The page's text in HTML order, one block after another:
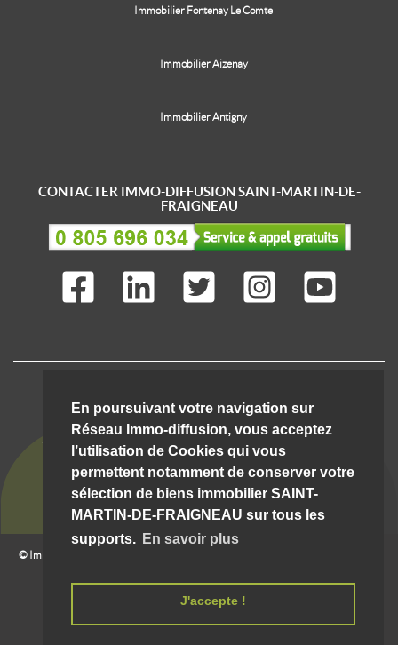
En poursuivant votre navigation sur
Réseau Immo-diffusion, vous acceptez
l’utilisation de Cookies qui vous
permettent notamment de conserver votre
sélection de biens immobilier SAINT-
MARTIN-DE-FRAIGNEAU sur tous les
supports. En savoir plus
J'accepte !
Immobilier Fontenay Le Comte
Immobilier Aizenay
Immobilier Antigny
CONTACTER IMMO-DIFFUSION SAINT-MARTIN-DE-
FRAIGNEAU
© Immo-Diffusion Saint-martin-de-fraigneau